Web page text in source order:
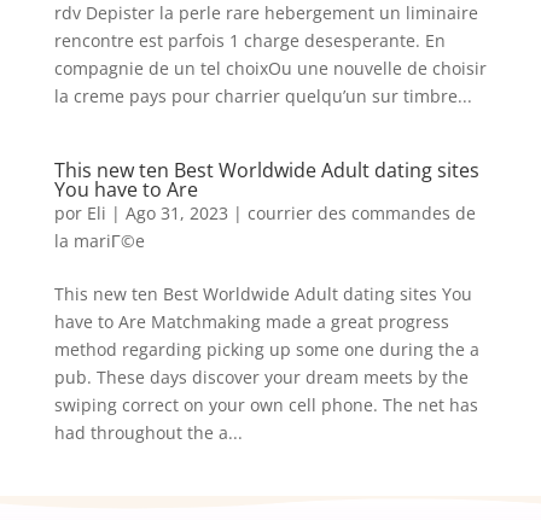
rdv Depister la perle rare hebergement un liminaire
rencontre est parfois 1 charge desesperante. En
compagnie de un tel choixOu une nouvelle de choisir
la creme pays pour charrier quelqu’un sur timbre...
This new ten Best Worldwide Adult dating sites
You have to Are
por Eli | Ago 31, 2023 | courrier des commandes de
la mariГ©e
This new ten Best Worldwide Adult dating sites You
have to Are Matchmaking made a great progress
method regarding picking up some one during the a
pub. These days discover your dream meets by the
swiping correct on your own cell phone. The net has
had throughout the a...